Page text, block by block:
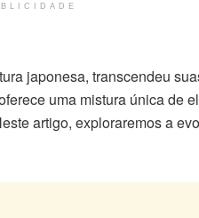
japonesa, transcendeu
uma mistura única de
artigo, exploraremos a